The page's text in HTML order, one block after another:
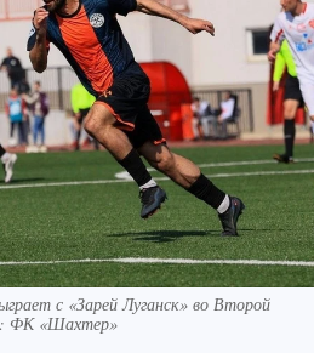
с «Зарей Луганск» во Второй
ФК «Шахтер»